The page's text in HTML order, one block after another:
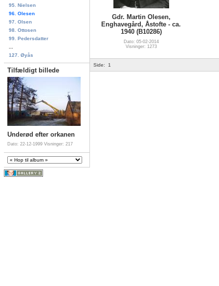
95. Nielsen
96. Olesen
97. Olsen
98. Ottosen
99. Pedersdatter
127. Øyås
Tilfældigt billede
Underød efter orkanen
Dato: 22-12-1999 Visninger: 217
Gdr. Martin Olesen,
Enghavegård, Åstofte - ca.
1940 (B10286)
Dato: 05-02-2014
Visninger: 1273
Side: 1